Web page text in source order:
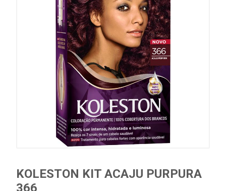
KOLESTON KIT ACAJU PURPURA
366